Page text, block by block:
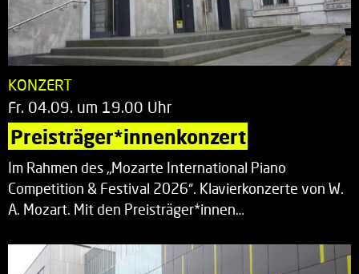
KONZERT
Fr. 04.09. um 19.00 Uhr
Preisträger*innenkonzert
Im Rahmen des „Mozarte International Piano
Competition & Festival 2026“. Klavierkonzerte von W.
A. Mozart. Mit den Preisträger*innen…